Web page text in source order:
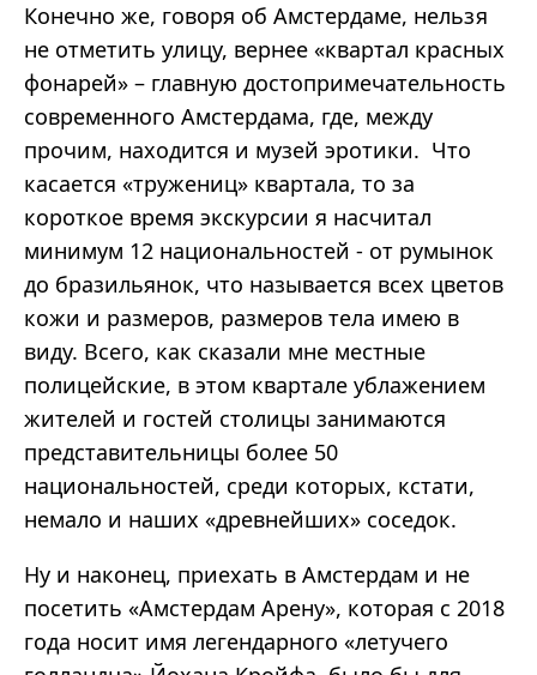
Конечно же, говоря об Амстердаме, нельзя
не отметить улицу, вернее «квартал красных
фонарей» – главную достопримечательность
современного Амстердама, где, между
прочим, находится и музей эротики. Что
касается «тружениц» квартала, то за
короткое время экскурсии я насчитал
минимум 12 национальностей - от румынок
до бразильянок, что называется всех цветов
кожи и размеров, размеров тела имею в
виду. Всего, как сказали мне местные
полицейские, в этом квартале ублажением
жителей и гостей столицы занимаются
представительницы более 50
национальностей, среди которых, кстати,
немало и наших «древнейших» соседок.
Ну и наконец, приехать в Амстердам и не
посетить «Амстердам Арену», которая с 2018
года носит имя легендарного «летучего